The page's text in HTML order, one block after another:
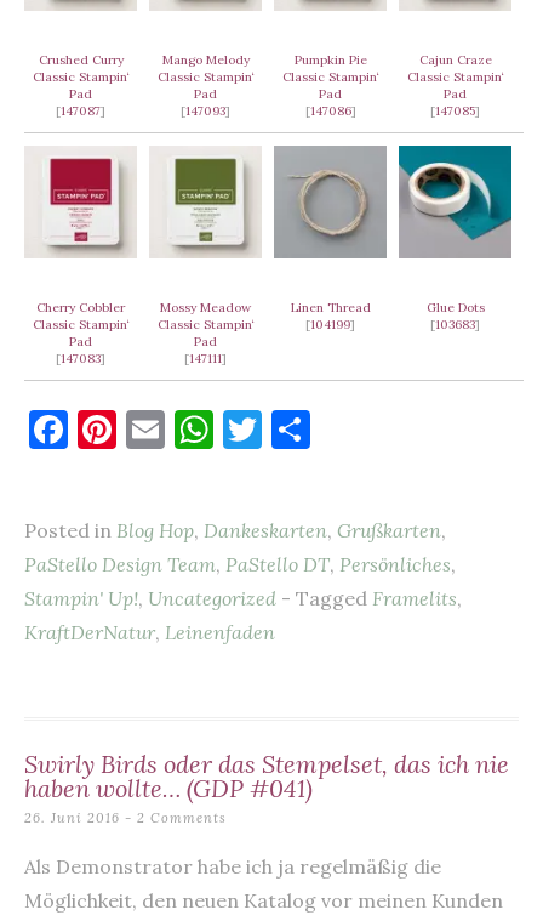
Crushed Curry
Classic Stampin‘
Pad
[147087]
Mango Melody
Classic Stampin‘
Pad
[147093]
Pumpkin Pie
Classic Stampin‘
Pad
[147086]
Cajun Craze
Classic Stampin‘
Pad
[147085]
Cherry Cobbler
Classic Stampin‘
Pad
[147083]
Mossy Meadow
Classic Stampin‘
Pad
[147111]
Linen Thread
[104199]
Glue Dots
[103683]
F
e
b
o
Pi
es
t
E
l
W
s
A
p
T
te
r
n
Posted in Blog Hop, Dankeskarten, Grußkarten,
PaStello Design Team, PaStello DT, Persönliches,
Stampin' Up!, Uncategorized - Tagged Framelits,
KraftDerNatur, Leinenfaden
Swirly Birds oder das Stempelset, das ich nie
haben wollte… (GDP #041)
26. Juni 2016 2 Comments
Als Demonstrator habe ich ja regelmäßig die
Möglichkeit, den neuen Katalog vor meinen Kunden